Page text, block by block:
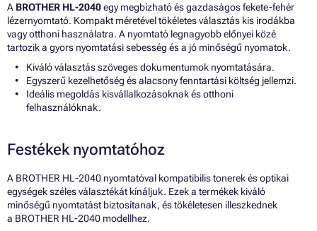
A BROTHER HL-2040egy megbízható és gazdaságos fekete-fehér
lézernyomtató. Kompakt méretével tökéletes választás kis irodákba
vagy otthoni használatra. A nyomtató legnagyobb előnyei közé
tartozik a gyors nyomtatási sebesség és a jó minőségű nyomatok.
Kiváló választás szöveges dokumentumok nyomtatására.
Egyszerű kezelhetőség és alacsony fenntartási költség jellemzi.
Ideális megoldás kisvállalkozásoknak és otthoni
felhasználóknak.
Festékek nyomtatóhoz
A BROTHER HL-2040 nyomtatóval kompatibilis tonerek és optikai
egységek széles választékát kínáljuk. Ezek a termékek kiváló
minőségű nyomtatást biztosítanak, és tökéletesen illeszkednek
a BROTHER HL-2040 modellhez.